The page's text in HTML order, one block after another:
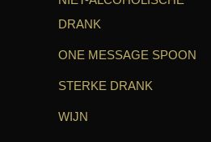
DRANK
ONE MESSAGE SPOON
STERKE DRANK
WIJN